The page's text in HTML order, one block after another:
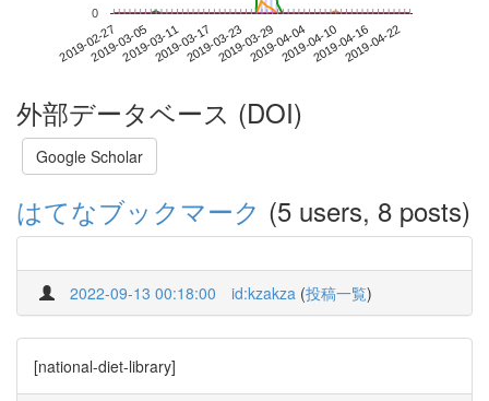
2019-02-272019-03-052019-03-112019-03-172019-03-232019-03-292019-04-042019-04-102019-04-162019-04-22
0
外部データベース (DOI)
Google Scholar
はてなブックマーク (5 users, 8 posts)
2022-09-13 00:18:00 id:kzakza (投稿一覧)
[national-diet-library]